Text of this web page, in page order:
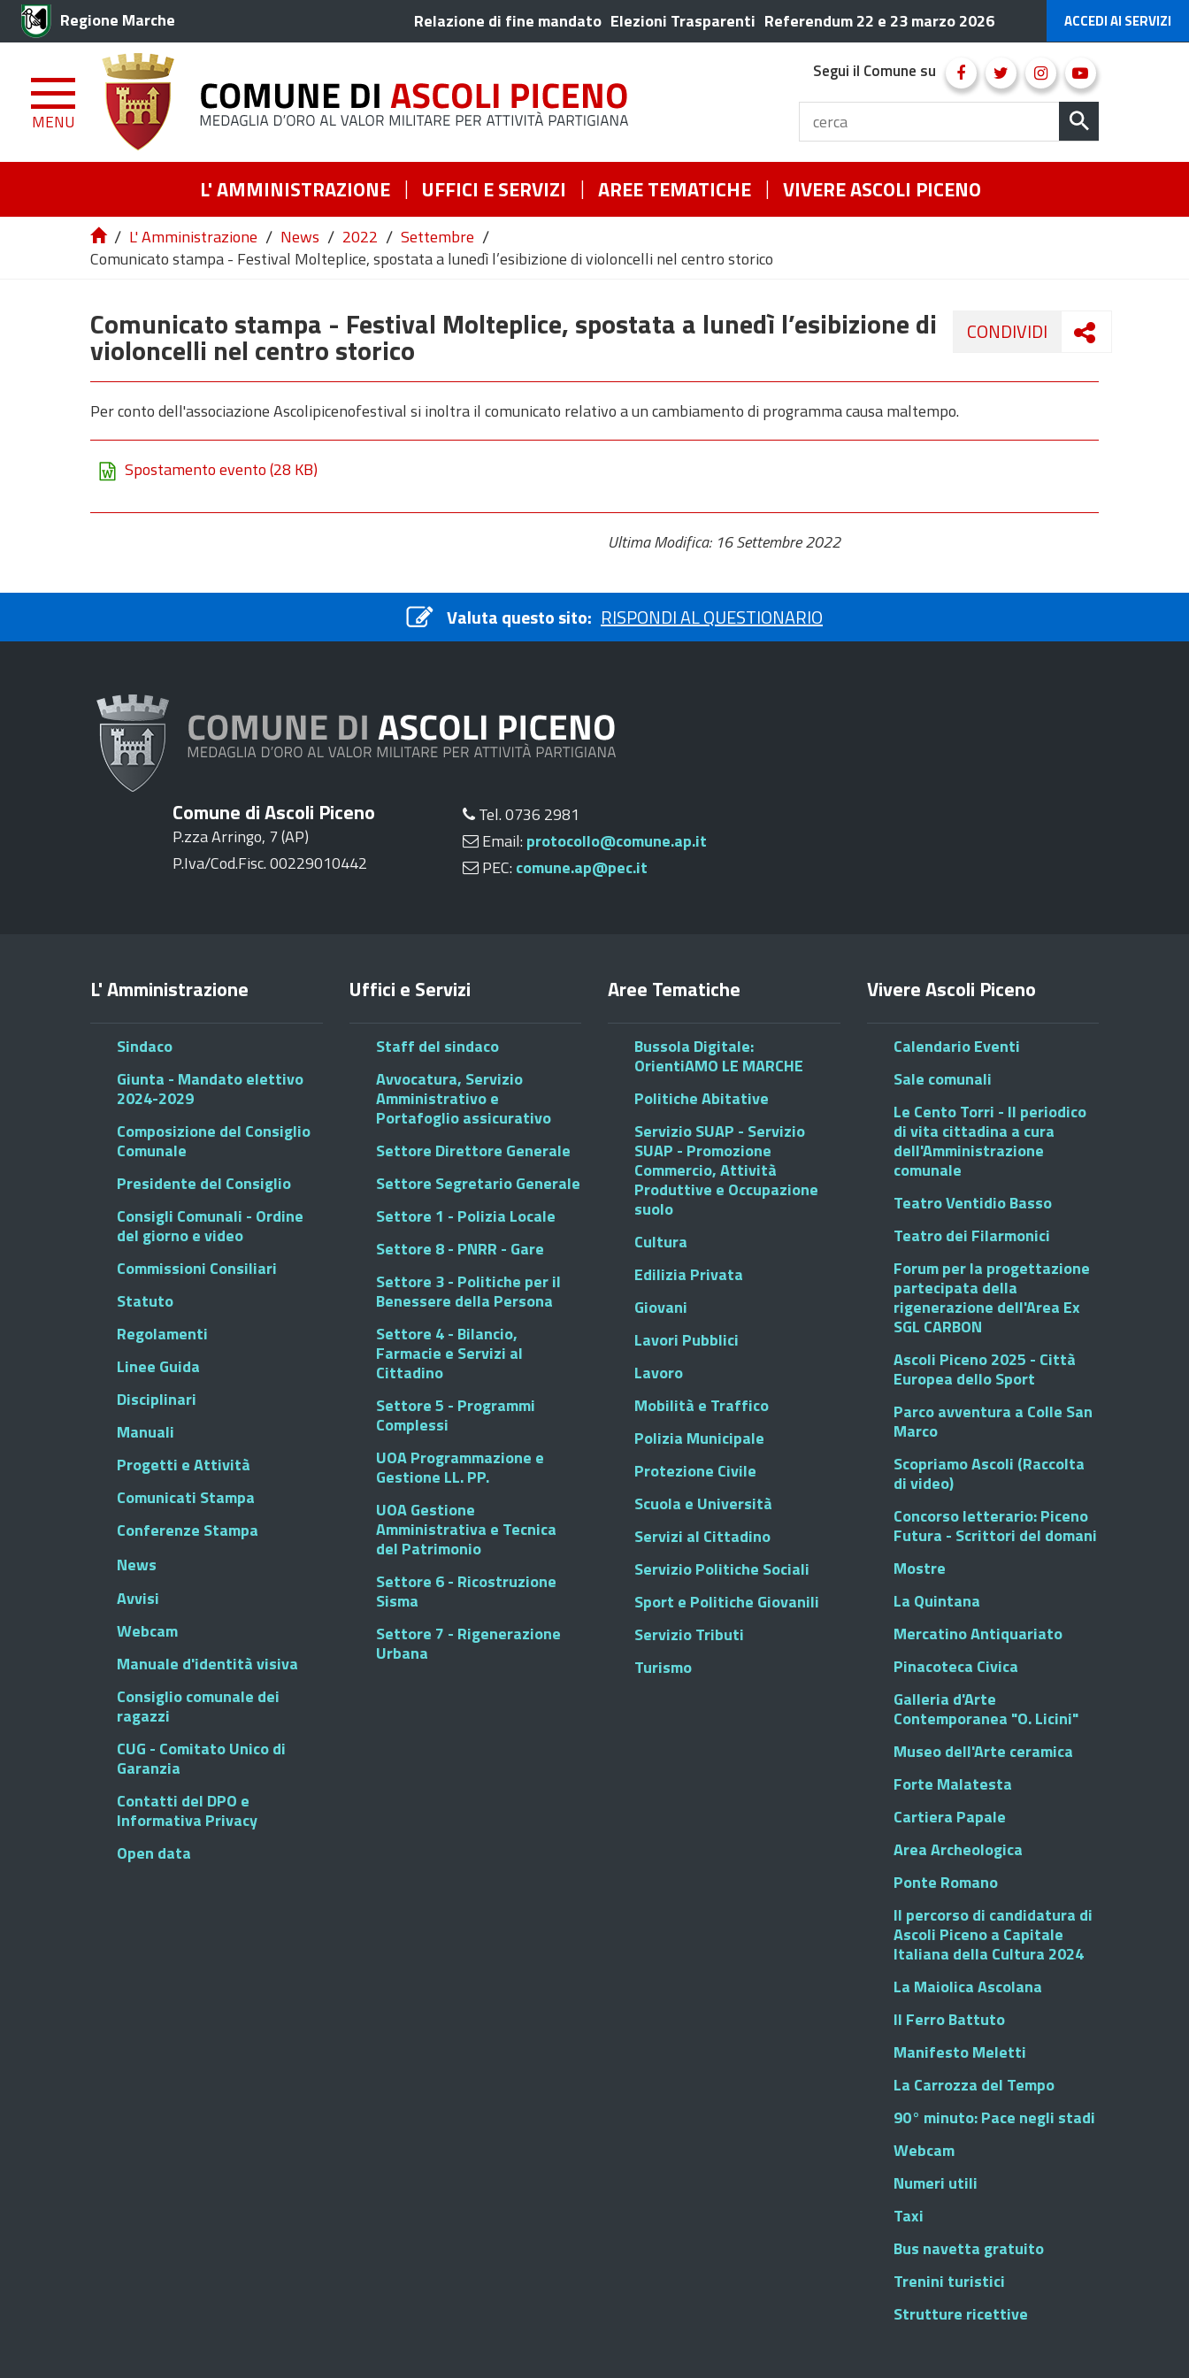
Regione Marche Relazione di fine mandato Elezioni Trasparenti Referendum 22 e 23 marzo 2026 ACCEDI AI SERVIZI
MENU
Segui il Comune su
L' AMMINISTRAZIONE UFFICI E SERVIZI AREE TEMATICHE VIVERE ASCOLI PICENO
/ L' Amministrazione / News / 2022 / Settembre /
Comunicato stampa - Festival Molteplice, spostata a lunedì l’esibizione di violoncelli nel centro storico
CONDIVIDI
Comunicato stampa - Festival Molteplice, spostata a lunedì l’esibizione di
violoncelli nel centro storico
Per conto dell'associazione Ascolipicenofestival si inoltra il comunicato relativo a un cambiamento di programma causa maltempo.
Spostamento evento(28 KB)
Ultima Modifica: 16 Settembre 2022
Valuta questo sito: RISPONDI AL QUESTIONARIO
Comune di Ascoli Piceno
P.zza Arringo, 7 (AP)
P.Iva/Cod.Fisc. 00229010442
Tel. 0736 2981
Email: protocollo@comune.ap.it
PEC: comune.ap@pec.it
L' Amministrazione
Sindaco
Giunta - Mandato elettivo
2024-2029
Composizione del Consiglio
Comunale
Presidente del Consiglio
Consigli Comunali - Ordine
del giorno e video
Commissioni Consiliari
Statuto
Regolamenti
Linee Guida
Disciplinari
Manuali
Progetti e Attività
Comunicati Stampa
Conferenze Stampa
News
Avvisi
Webcam
Manuale d'identità visiva
Consiglio comunale dei
ragazzi
CUG - Comitato Unico di
Garanzia
Contatti del DPO e
Informativa Privacy
Open data
Uffici e Servizi
Staff del sindaco
Avvocatura, Servizio
Amministrativo e
Portafoglio assicurativo
Settore Direttore Generale
Settore Segretario Generale
Settore 1 - Polizia Locale
Settore 8 - PNRR - Gare
Settore 3 - Politiche per il
Benessere della Persona
Settore 4 - Bilancio,
Farmacie e Servizi al
Cittadino
Settore 5 - Programmi
Complessi
UOA Programmazione e
Gestione LL. PP.
UOA Gestione
Amministrativa e Tecnica
del Patrimonio
Settore 6 - Ricostruzione
Sisma
Settore 7 - Rigenerazione
Urbana
Aree Tematiche
Bussola Digitale:
OrientiAMO LE MARCHE
Politiche Abitative
Servizio SUAP - Servizio
SUAP - Promozione
Commercio, Attività
Produttive e Occupazione
suolo
Cultura
Edilizia Privata
Giovani
Lavori Pubblici
Lavoro
Mobilità e Traffico
Polizia Municipale
Protezione Civile
Scuola e Università
Servizi al Cittadino
Servizio Politiche Sociali
Sport e Politiche Giovanili
Servizio Tributi
Turismo
Vivere Ascoli Piceno
Calendario Eventi
Sale comunali
Le Cento Torri - Il periodico
di vita cittadina a cura
dell'Amministrazione
comunale
Teatro Ventidio Basso
Teatro dei Filarmonici
Forum per la progettazione
partecipata della
rigenerazione dell'Area Ex
SGL CARBON
Ascoli Piceno 2025 - Città
Europea dello Sport
Parco avventura a Colle San
Marco
Scopriamo Ascoli (Raccolta
di video)
Concorso letterario: Piceno
Futura - Scrittori del domani
Mostre
La Quintana
Mercatino Antiquariato
Pinacoteca Civica
Galleria d'Arte
Contemporanea "O. Licini"
Museo dell'Arte ceramica
Forte Malatesta
Cartiera Papale
Area Archeologica
Ponte Romano
Il percorso di candidatura di
Ascoli Piceno a Capitale
Italiana della Cultura 2024
La Maiolica Ascolana
Il Ferro Battuto
Manifesto Meletti
La Carrozza del Tempo
90° minuto: Pace negli stadi
Webcam
Numeri utili
Taxi
Bus navetta gratuito
Trenini turistici
Strutture ricettive